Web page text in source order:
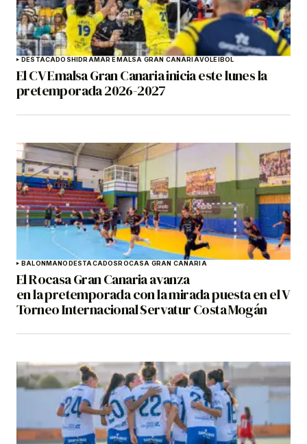
DESTACADOSHIDRAMAR EMALSA GRAN CANARIAVOLEIBOL
El CV Emalsa Gran Canaria inicia este lunes la
pretemporada 2026-2027
BALONMANODESTACADOSROCASA GRAN CANARIA
El Rocasa Gran Canaria avanza
en la pretemporada con la mirada puesta en el V
Torneo Internacional Servatur Costa Mogán